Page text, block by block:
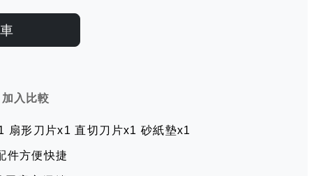
加入比較
扇形刀片x1 直切刀片x1 砂紙墊x1
件方便快捷